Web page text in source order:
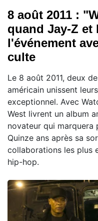
8 août 2011 :
quand Jay-Z et
l'événement
culte
Le 8 août 2011, deux
américain unissent
exceptionnel. Avec
West livrent un album
novateur qui marquera
Quinze ans après sa
collaborations les plus
hip-hop.